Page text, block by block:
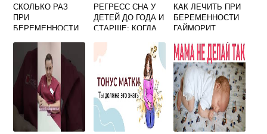
СКОЛЬКО РАЗ
ПРИ
БЕРЕМЕННОСТИ
РЕГРЕСС СНА У
ДЕТЕЙ ДО ГОДА И
СТАРШЕ: КОГДА
ПРОЯВЛЯЕТСЯ
КАК ЛЕЧИТЬ ПРИ
БЕРЕМЕННОСТИ
ГАЙМОРИТ